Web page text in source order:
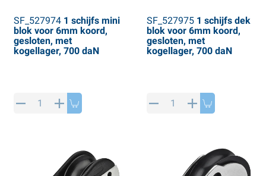
& toebehoren
& gereedschapkisten
onderdelen
& lieren
artikelen
SF_5279741 schijfs mini
blok voor 6mm koord,
gesloten, met
kogellager, 700 daN
SF_5279751 schijfs dek
blok voor 6mm koord,
gesloten, met
kogellager, 700 daN